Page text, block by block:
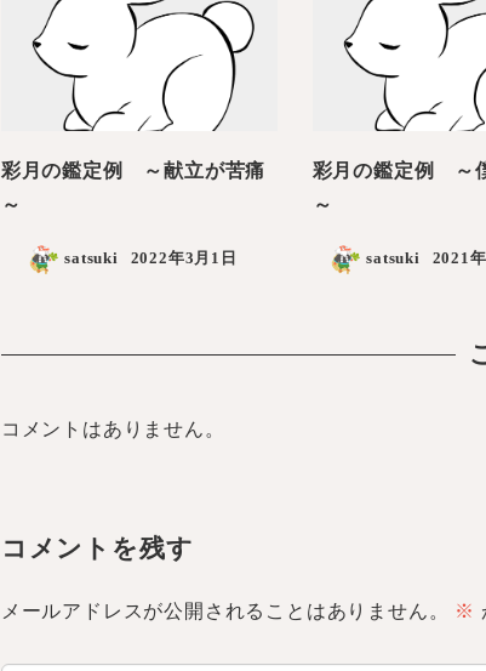
彩月の鑑定例 ～献立が苦痛
～
satsuki 2022年3月1日
彩月の鑑定例 ～
～
satsuki 2021
コメントはありません。
コメントを残す
メールアドレスが公開されることはありません。 ※